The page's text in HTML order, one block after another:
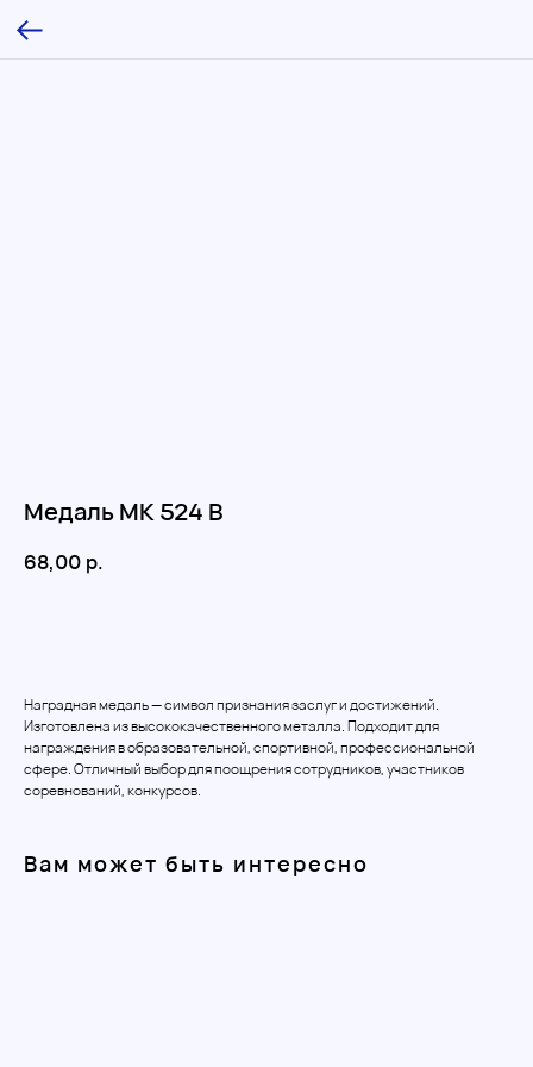
Медаль МК 524 B
68,00 р.
Наградная медаль — символ признания заслуг и достижений.
Изготовлена из высококачественного металла. Подходит для
награждения в образовательной, спортивной, профессиональной
сфере. Отличный выбор для поощрения сотрудников, участников
соревнований, конкурсов.
Вам может быть интересно